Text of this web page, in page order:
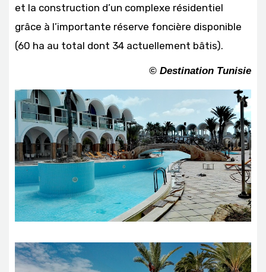
et la construction d’un complexe résidentiel
grâce à l’importante réserve foncière disponible
(60 ha au total dont 34 actuellement bâtis).
© Destination Tunisie